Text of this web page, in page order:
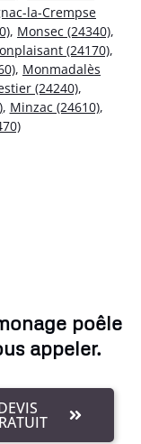
la-Crempse
, Monsec (24340),
(24170),
, Monmadalès
(24240),
, Minzac (24610),
poêle
appeler.